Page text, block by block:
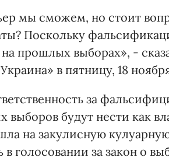
мы сможем, но стоит
Поскольку
прошлых выборах», -
в пятницу, 18
за
будут нести как
на закулисную
голосовании за закон о